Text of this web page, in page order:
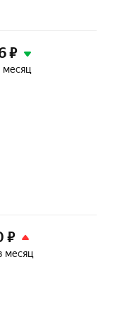
₽
месяц
₽
месяц